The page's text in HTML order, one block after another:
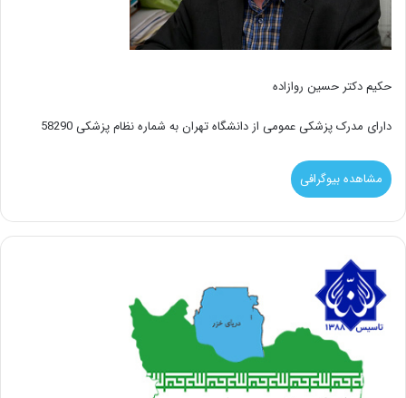
حکیم دکتر حسین روازاده
دارای مدرک پزشکی عمومی از دانشگاه تهران به شماره نظام پزشکی 58290
مشاهده بیوگرافی